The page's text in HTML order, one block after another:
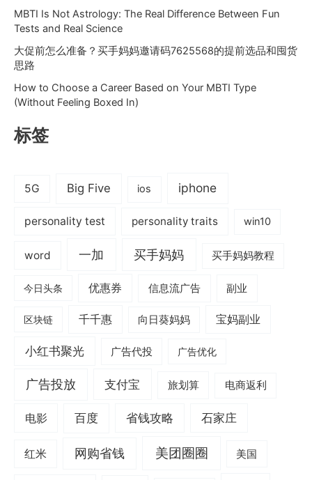
MBTI Is Not Astrology: The Real Difference Between Fun
Tests and Real Science
大促前怎么准备？买手妈妈邀请码7625568的提前选品和囤货
思路
How to Choose a Career Based on Your MBTI Type
(Without Feeling Boxed In)
标签
5G Big Five ios iphone
personality test personality traits win10
word 一加 买手妈妈 买手妈妈教程
今日头条 优惠券 信息流广告 副业
区块链 千千惠 向日葵妈妈 宝妈副业
小红书聚光 广告代投 广告优化
广告投放 支付宝 旅划算 电商返利
电影 百度 省钱攻略 石家庄
红米 网购省钱 美团圈圈 美国